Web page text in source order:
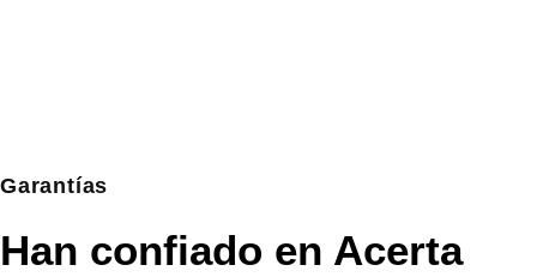
garantías
Han confiado en Acerta